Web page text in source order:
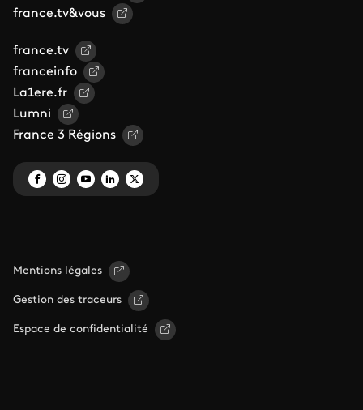
france.tv&vous
france.tv
franceinfo
La1ere.fr
Lumni
France 3 Régions
Mentions légales
Gestion des traceurs
Espace de confidentialité